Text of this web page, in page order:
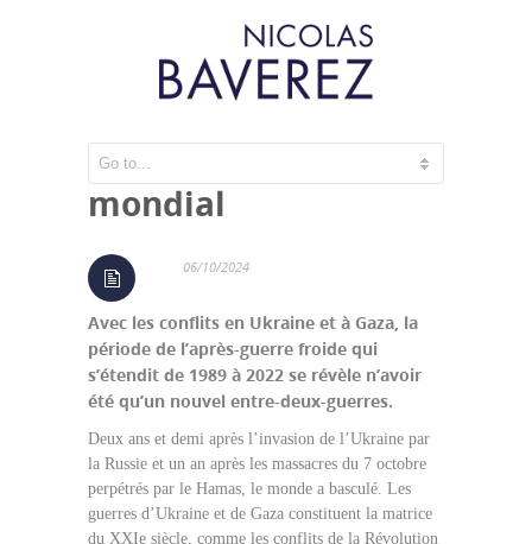
Le grand désordre
mondial
06/10/2024
Avec les conflits en Ukraine et à Gaza, la
période de l’après-guerre froide qui
s’étendit de 1989 à 2022 se révèle n’avoir
été qu’un nouvel entre-deux-guerres.
Deux ans et demi après l’invasion de l’Ukraine par
la Russie et un an après les massacres du 7 octobre
perpétrés par le Hamas, le monde a basculé. Les
guerres d’Ukraine et de Gaza constituent la matrice
du XXIe siècle, comme les conflits de la Révolution